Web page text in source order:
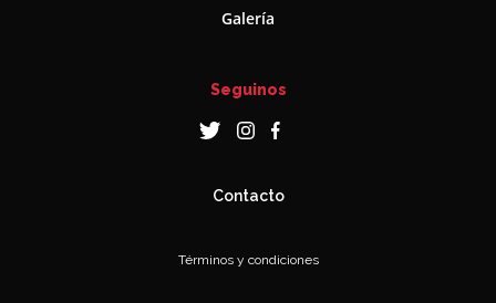
Galería
Seguinos
Contacto
Términos y condiciones